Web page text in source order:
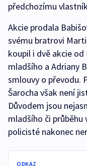
předchozímu
Akcie prodala
svému bratrovi
koupil i dvě akcie
mladšího a Adriany
smlouvy o převodu.
Šarocha však není
Důvodem jsou
mladšího či
policisté nakonec
ODKAZ